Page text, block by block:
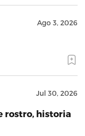
Ago 3, 2026
Jul 30, 2026
rostro, historia